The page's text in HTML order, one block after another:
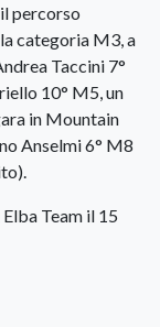
percorso
categoria M3, a
Taccini 7°
10° M5, un
in Mountain
Anselmi 6° M8
Team il 15